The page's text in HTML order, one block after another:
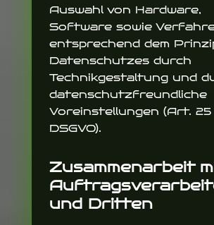
Auswahl von Hardware,
Software sowie
entsprechend dem
Datenschutzes durch
Technikgestaltung und
datenschutzfreundliche
Voreinstellungen (Art. 25
DSGVO).
Zusammenarbeit
und Dritten